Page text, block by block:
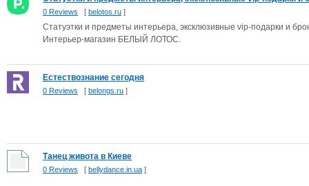
0 Reviews [ belotos.ru ]
Статуэтки и предметы интерьера, эксклюзивные vip-подарки и
Интерьер-магазин БЕЛЫЙ ЛОТОС.
Естествознание сегодня
0 Reviews [ belongs.ru ]
Танец живота в Киеве
0 Reviews [ bellydance.in.ua ]